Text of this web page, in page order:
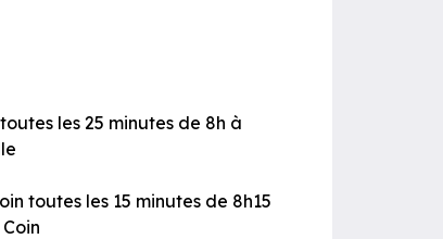
les 25 minutes de 8h à
toutes les 15 minutes de 8h15